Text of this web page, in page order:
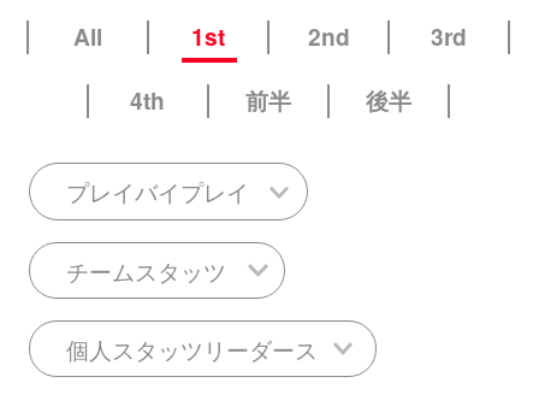
All 1st 2nd
3rd
4th
前半 後半
プレイバイプレイ
チームスタッツ
個人スタッツリーダース